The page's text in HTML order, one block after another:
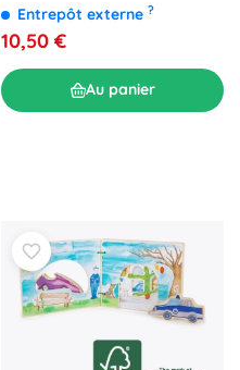
Entrepôt externe ?
10,50 €
Au panier